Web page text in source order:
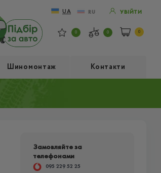
UA RU УВІЙТИ
0 0 0
Шиномонтаж Контакти
Замовляйте за
телефонами
095 229 52 25